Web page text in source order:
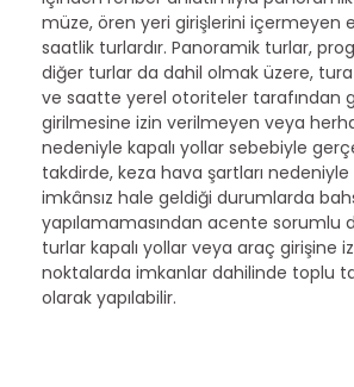
müze, ören yeri girişlerini içermeyen
saatlik turlardır. Panoramik turlar,
diğer turlar da dahil olmak üzere,
ve saatte yerel otoriteler tarafından
girilmesine izin verilmeyen veya
nedeniyle kapalı yollar sebebiyle
takdirde, keza hava şartları nedeniyle
imkânsız hale geldiği durumlarda
yapılamamasından acente sorumlu
turlar kapalı yollar veya araç girişine
noktalarda imkanlar dahilinde toplu
olarak yapılabilir.